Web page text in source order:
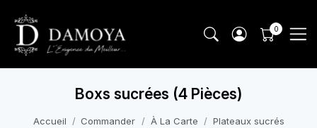
Boxs sucrées (4 Pièces)
Accueil Commander À La Carte
Plateaux sucrés